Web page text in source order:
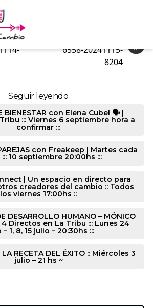
9229-20241114-8159
»
6558-20241115-
8204
Seguir leyendo
BIENESTAR con Elena Cubel 🗣️ |
::: Viernes 6 septiembre hora a
confirmar :::
con Freakeep | Martes cada
::: 10 septiembre 20:00hs :::
| Un espacio en directo para
creadores del cambio :: Todos
los viernes 17:00hs ::
DESARROLLO HUMANO – MÓNICO
4 Directos en La Tribu ::: Lunes 24
1, 8, 15 julio – 20:30hs :::
RECETA DEL ÉXITO :: Miércoles 3
julio – 21 hs ~